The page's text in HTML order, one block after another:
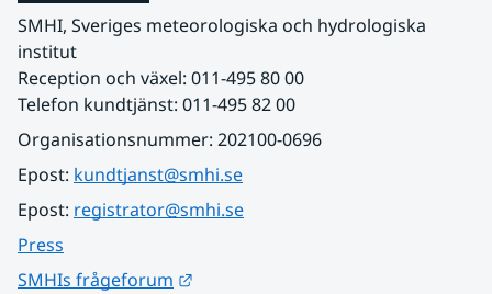
SMHI, Sveriges meteorologiska och hydrologiska
institut
Reception och växel: 011-495 80 00
Telefon kundtjänst: 011-495 82 00
Organisationsnummer: 202100-0696
Epost: kundtjanst@smhi.se
Epost: registrator@smhi.se
Press
SMHIs frågeforum